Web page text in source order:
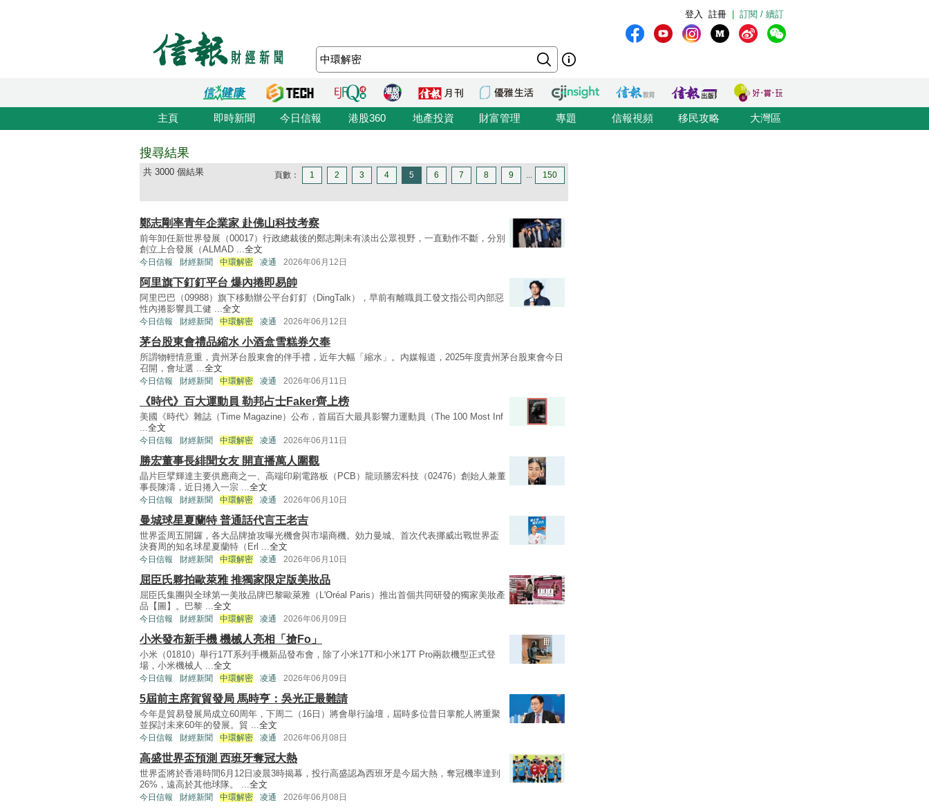
訂閱 / 續訂
註冊
登入
主頁 即時新聞 今日信報 港股360 地產投資 財富管理 專題 信報視頻 移民攻略 大灣區
搜尋結果
共 3000 個結果 頁數： 1 2 3 4 5 6 7 8 9 ... 150
鄭志剛率青年企業家 赴佛山科技考察
前年卸任新世界發展（00017）行政總裁後的鄭志剛未有淡出公眾視野，一直動作不斷，分別
創立上合發展（ALMAD ...全文
今日信報 財經新聞 中環解密 凌通 2026年06月12日
阿里旗下釘釘平台 爆內捲即易帥
阿里巴巴（09988）旗下移動辦公平台釘釘（DingTalk），早前有離職員工發文指公司內部惡
性內捲影響員工健 ...全文
今日信報 財經新聞 中環解密 凌通 2026年06月12日
茅台股東會禮品縮水 小酒盒雪糕券欠奉
所謂物輕情意重，貴州茅台股東會的伴手禮，近年大幅「縮水」。內媒報道，2025年度貴州茅台股東會今日
召開，會址選 ...全文
今日信報 財經新聞 中環解密 凌通 2026年06月11日
《時代》百大運動員 勒邦占士Faker齊上榜
美國《時代》雜誌（Time Magazine）公布，首屆百大最具影響力運動員（The 100 Most Inf
...全文
今日信報 財經新聞 中環解密 凌通 2026年06月11日
勝宏董事長緋聞女友 開直播萬人圍觀
晶片巨擘輝達主要供應商之一、高端印刷電路板（PCB）龍頭勝宏科技（02476）創始人兼董
事長陳濤，近日捲入一宗 ...全文
今日信報 財經新聞 中環解密 凌通 2026年06月10日
曼城球星夏蘭特 普通話代言王老吉
世界盃周五開鑼，各大品牌搶攻曝光機會與市場商機。効力曼城、首次代表挪威出戰世界盃
決賽周的知名球星夏蘭特（Erl ...全文
今日信報 財經新聞 中環解密 凌通 2026年06月10日
屈臣氏夥拍歐萊雅 推獨家限定版美妝品
屈臣氏集團與全球第一美妝品牌巴黎歐萊雅（L'Oréal Paris）推出首個共同研發的獨家美妝產
品【圖】。巴黎 ...全文
今日信報 財經新聞 中環解密 凌通 2026年06月09日
小米發布新手機 機械人亮相「搶Fo」
小米（01810）舉行17T系列手機新品發布會，除了小米17T和小米17T Pro兩款機型正式登
場，小米機械人 ...全文
今日信報 財經新聞 中環解密 凌通 2026年06月09日
5屆前主席賀貿發局 馬時亨：吳光正最難請
今年是貿易發展局成立60周年，下周二（16日）將會舉行論壇，屆時多位昔日掌舵人將重聚
並探討未來60年的發展。貿 ...全文
今日信報 財經新聞 中環解密 凌通 2026年06月08日
高盛世界盃預測 西班牙奪冠大熱
世界盃將於香港時間6月12日凌晨3時揭幕，投行高盛認為西班牙是今屆大熱，奪冠機率達到
26%，遠高於其他球隊。 ...全文
今日信報 財經新聞 中環解密 凌通 2026年06月08日